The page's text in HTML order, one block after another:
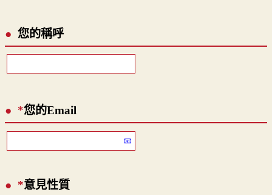
您的稱呼
*您的Email
*意見性質